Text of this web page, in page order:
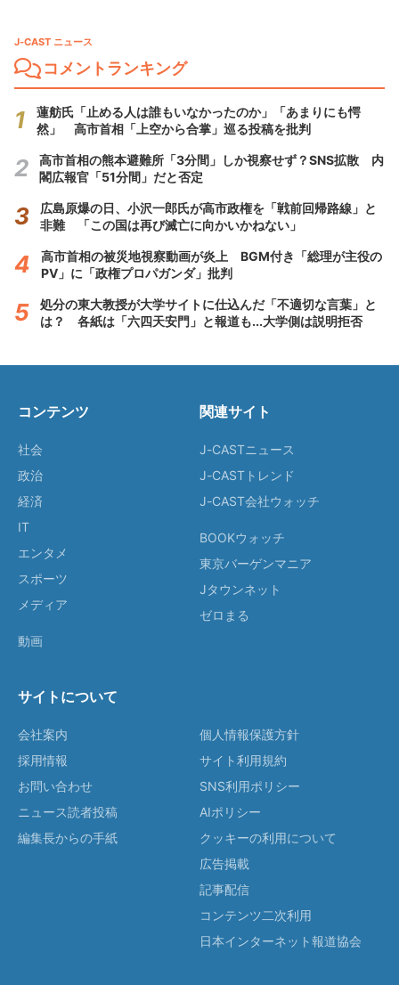
J-CAST ニュース
コメントランキング
蓮舫氏「止める人は誰もいなかったのか」「あまりにも愕
然」 高市首相「上空から合掌」巡る投稿を批判
高市首相の熊本避難所「3分間」しか視察せず？SNS拡散 内
閣広報官「51分間」だと否定
広島原爆の日、小沢一郎氏が高市政権を「戦前回帰路線」と
非難 「この国は再び滅亡に向かいかねない」
高市首相の被災地視察動画が炎上 BGM付き「総理が主役の
PV」に「政権プロパガンダ」批判
処分の東大教授が大学サイトに仕込んだ「不適切な言葉」と
は？ 各紙は「六四天安門」と報道も...大学側は説明拒否
コンテンツ
社会
政治
経済
IT
エンタメ
スポーツ
メディア
動画
関連サイト
J-CASTニュース
J-CASTトレンド
J-CAST会社ウォッチ
BOOKウォッチ
東京バーゲンマニア
Jタウンネット
ゼロまる
サイトについて
会社案内
採用情報
お問い合わせ
ニュース読者投稿
編集長からの手紙
個人情報保護方針
サイト利用規約
SNS利用ポリシー
AIポリシー
クッキーの利用について
広告掲載
記事配信
コンテンツ二次利用
日本インターネット報道協会